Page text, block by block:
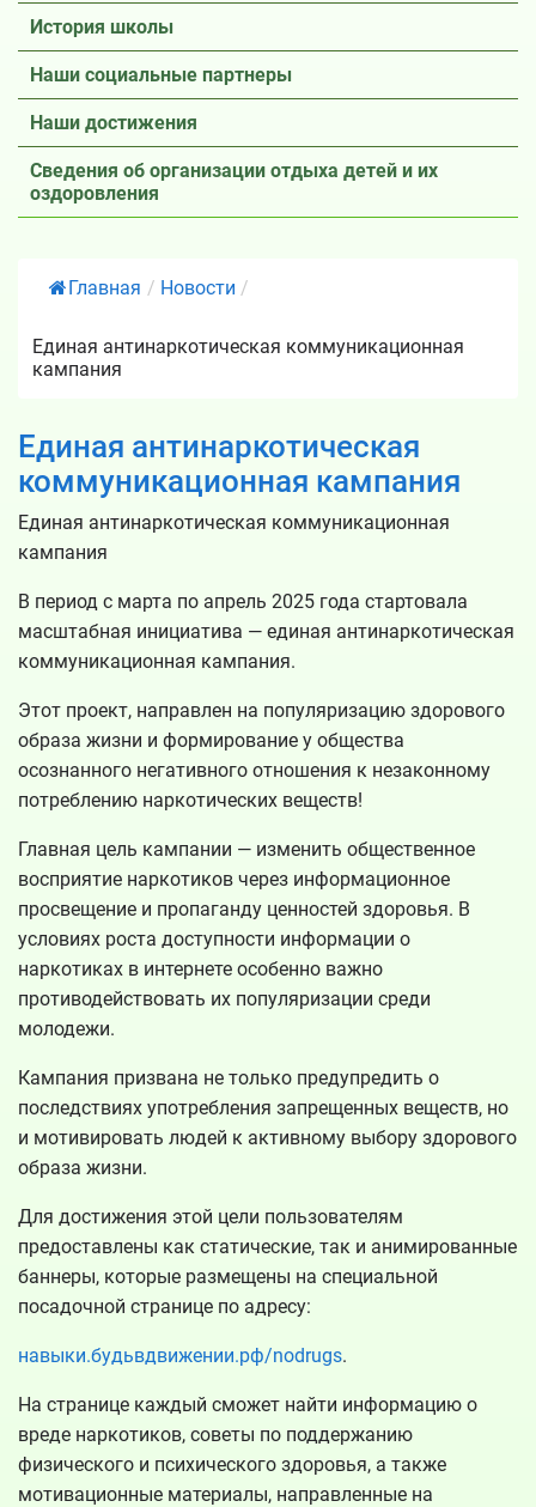
История школы
Наши социальные партнеры
Наши достижения
Сведения об организации отдыха детей и их
оздоровления
Главная / Новости /
Единая антинаркотическая коммуникационная
кампания
Единая антинаркотическая
коммуникационная кампания
Единая антинаркотическая коммуникационная
кампания
В период с марта по апрель 2025 года стартовала
масштабная инициатива — единая антинаркотическая
коммуникационная кампания.
Этот проект, направлен на популяризацию здорового
образа жизни и формирование у общества
осознанного негативного отношения к незаконному
потреблению наркотических веществ!
Главная цель кампании — изменить общественное
восприятие наркотиков через информационное
просвещение и пропаганду ценностей здоровья. В
условиях роста доступности информации о
наркотиках в интернете особенно важно
противодействовать их популяризации среди
молодежи.
Кампания призвана не только предупредить о
последствиях употребления запрещенных веществ, но
и мотивировать людей к активному выбору здорового
образа жизни.
Для достижения этой цели пользователям
предоставлены как статические, так и анимированные
баннеры, которые размещены на специальной
посадочной странице по адресу:
навыки.будьвдвижении.рф/nodrugs.
На странице каждый сможет найти информацию о
вреде наркотиков, советы по поддержанию
физического и психического здоровья, а также
мотивационные материалы, направленные на